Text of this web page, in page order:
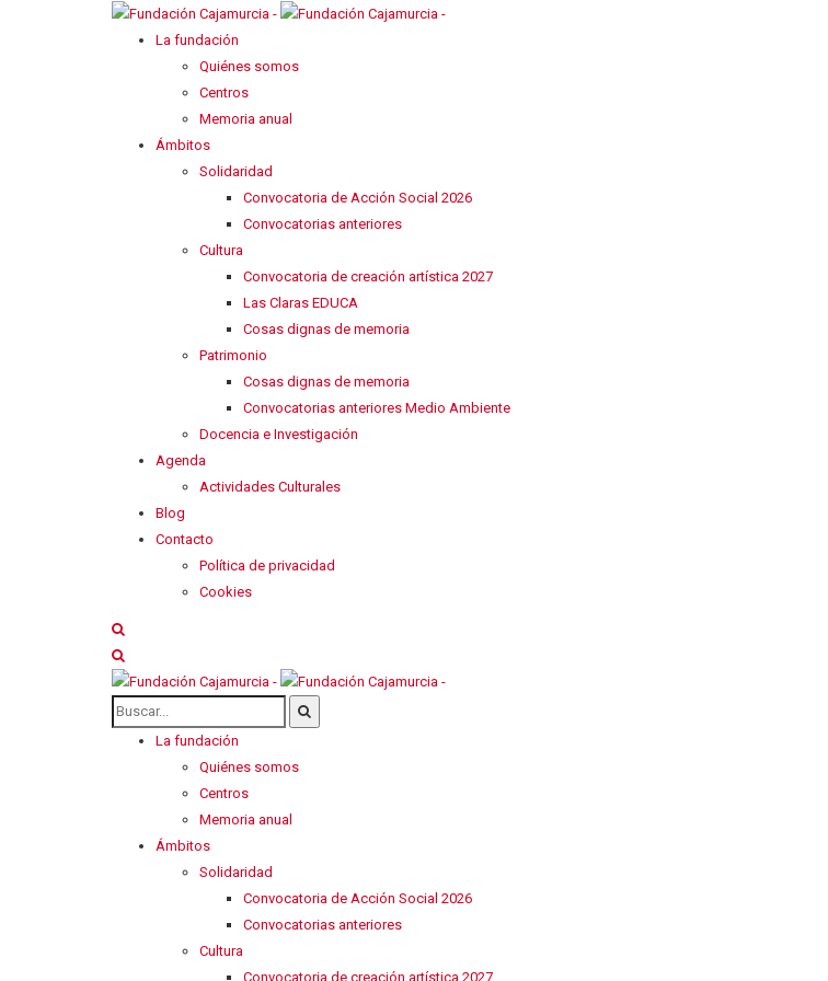
La fundación
Quiénes somos
Centros
Memoria anual
Ámbitos
Solidaridad
Convocatoria de Acción Social 2026
Convocatorias anteriores
Cultura
Convocatoria de creación artística 2027
Las Claras EDUCA
Cosas dignas de memoria
Patrimonio
Cosas dignas de memoria
Convocatorias anteriores Medio Ambiente
Docencia e Investigación
Agenda
Actividades Culturales
Blog
Contacto
Política de privacidad
Cookies
La fundación
Quiénes somos
Centros
Memoria anual
Ámbitos
Solidaridad
Convocatoria de Acción Social 2026
Convocatorias anteriores
Cultura
Convocatoria de creación artística 2027